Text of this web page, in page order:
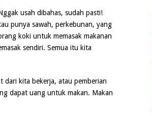
usah dibahas, sudah pasti!
punya sawah, perkebunan, yang
koki untuk memasak makanan
sendiri. Semua itu kita
dari kita bekerja, atau pemberian
dapat uang untuk makan. Makan